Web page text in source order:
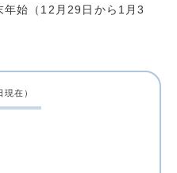
始（12月29日から1月3
現在）